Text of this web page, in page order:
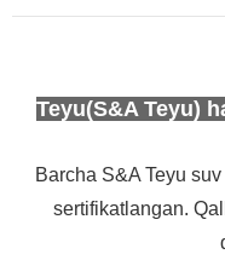
Teyu(S&A Teyu)
Barcha S&A Teyu
sertifikatlangan.